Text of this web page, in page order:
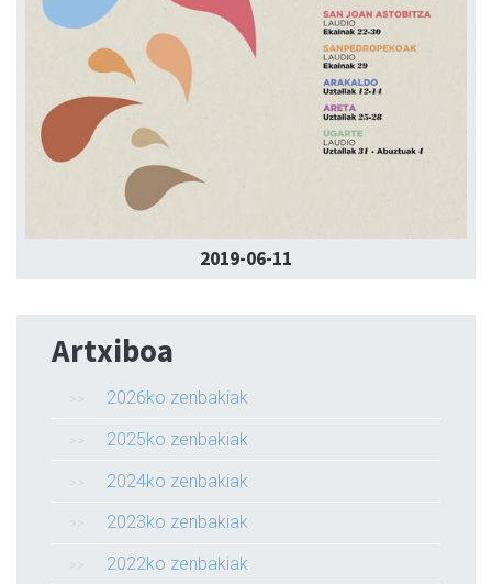
2019-06-11
Artxiboa
2026ko zenbakiak
2025ko zenbakiak
2024ko zenbakiak
2023ko zenbakiak
2022ko zenbakiak